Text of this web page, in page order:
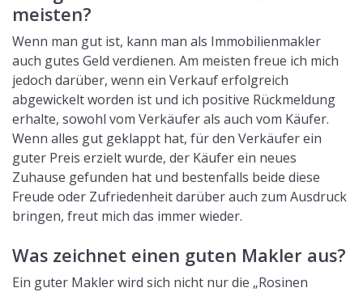
meisten?
Wenn man gut ist, kann man als Immobilienmakler
auch gutes Geld verdienen. Am meisten freue ich mich
jedoch darüber, wenn ein Verkauf erfolgreich
abgewickelt worden ist und ich positive Rückmeldung
erhalte, sowohl vom Verkäufer als auch vom Käufer.
Wenn alles gut geklappt hat, für den Verkäufer ein
guter Preis erzielt wurde, der Käufer ein neues
Zuhause gefunden hat und bestenfalls beide diese
Freude oder Zufriedenheit darüber auch zum Ausdruck
bringen, freut mich das immer wieder.
Was zeichnet einen guten Makler aus?
Ein guter Makler wird sich nicht nur die „Rosinen